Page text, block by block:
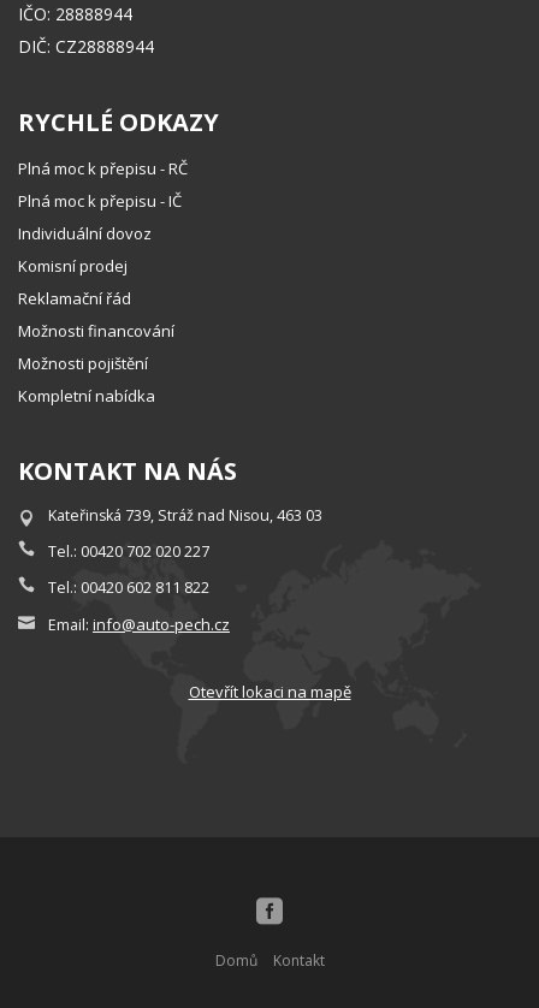
IČO: 28888944
DIČ: CZ28888944
RYCHLÉ ODKAZY
Plná moc k přepisu - RČ
Plná moc k přepisu - IČ
Individuální dovoz
Komisní prodej
Reklamační řád
Možnosti financování
Možnosti pojištění
Kompletní nabídka
KONTAKT NA NÁS
Kateřinská 739, Stráž nad Nisou, 463 03
Tel.: 00420 702 020 227
Tel.: 00420 602 811 822
Email: info@auto-pech.cz
Otevřít lokaci na mapě
Domů Kontakt